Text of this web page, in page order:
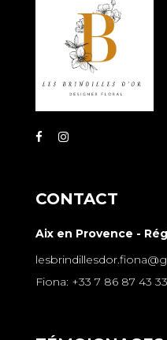
CONTACT
Aix en Provence -
Fiona: +33 7 86 87 43 33